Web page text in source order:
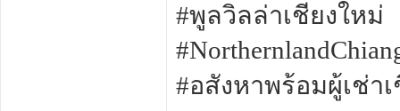
#พูลวิลล่าเชียงใหม่
#อสังหาพร้อมผู้เช่า